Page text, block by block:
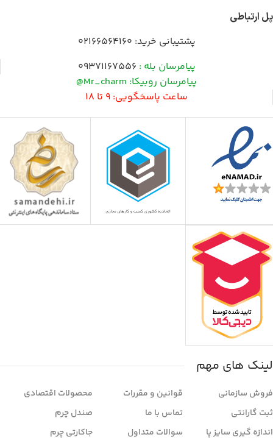
پل ارتباطی
پشتیبانی خرید: 02166564160
پیامرسان بله : 09371167556
پیامرسان روبیکا: Mr_charm@
ساعت پاسخگویی: 9 تا 18
لینک های مهم
فروش سازمانی
ثبت گارانتی
اندازه گیری سایز پا
قوانین و مقررات
تماس با ما
سوالات متداول
محصولات اقتصادی
صندل چرم
جاکارتی چرم